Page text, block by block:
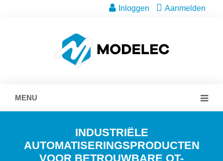
Inloggen Aanmelden
MENU
INDUSTRIËLE
AUTOMATISERINGSPRODUCTEN
VOOR BETROUWBARE OT-